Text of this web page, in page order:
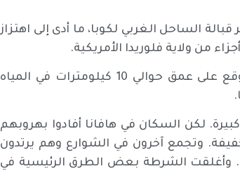
على مقياس ريختر قبالة الساحل الغربي لكوبا، ما أدى إلى اهتزاز
من ولاية فلوريدا الأمريكية.
وأفادت هيئة المسح الجيولوجي الأمريكية (USGS) أن الزلزال وقع على عمق حوالي 10 كيلومترات في المياه
لكن السكان في هافانا أفادوا بهروبهم
وتجمع آخرون في الشوارع وهم يرتدون
وأغلقت الشرطة بعض الطرق الرئيسية في